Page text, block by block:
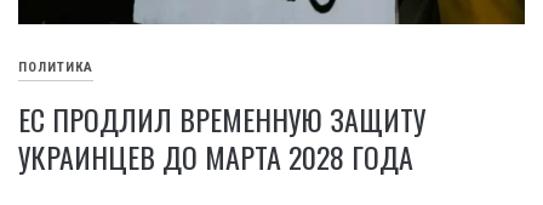
ПОЛИТИКА
ЕС ПРОДЛИЛ ВРЕМЕННУЮ ЗАЩИТУ
УКРАИНЦЕВ ДО МАРТА 2028 ГОДА